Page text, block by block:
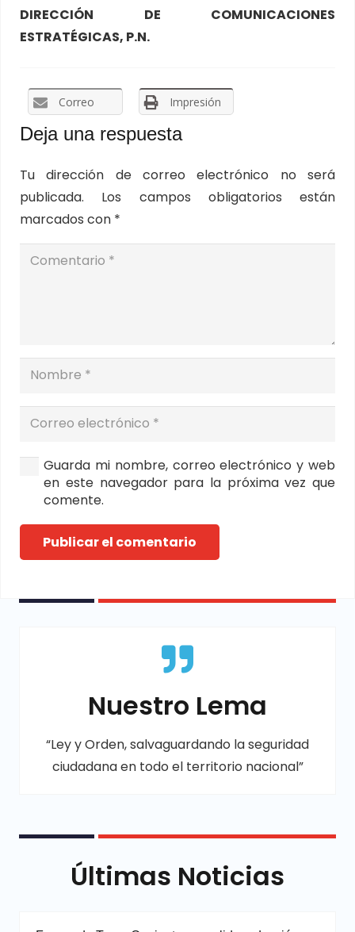
DIRECCIÓN DE COMUNICACIONES
ESTRATÉGICAS, P.N.
Correo Impresión
Deja una respuesta
Tu dirección de correo electrónico no será
publicada.
Los campos obligatorios están
marcados con *
Guarda mi nombre, correo electrónico y web
en este navegador para la próxima vez que
comente.
Publicar el comentario
Nuestro Lema
“Ley y Orden, salvaguardando la seguridad
ciudadana en todo el territorio nacional”
Últimas Noticias